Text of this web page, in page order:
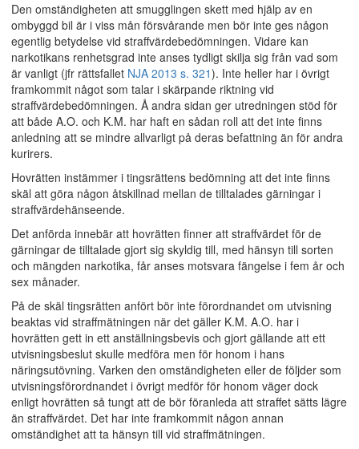
Den omständigheten att smugglingen skett med hjälp av en
ombyggd bil är i viss mån försvårande men bör inte ges någon
egentlig betydelse vid straffvärdebedömningen. Vidare kan
narkotikans renhetsgrad inte anses tydligt skilja sig från vad som
är vanligt (jfr rättsfallet NJA 2013 s. 321). Inte heller har i övrigt
framkommit något som talar i skärpande riktning vid
straffvärdebedömningen. Å andra sidan ger utredningen stöd för
att både A.O. och K.M. har haft en sådan roll att det inte finns
anledning att se mindre allvarligt på deras befattning än för andra
kurirers.
Hovrätten instämmer i tingsrättens bedömning att det inte finns
skäl att göra någon åtskillnad mellan de tilltalades gärningar i
straffvärdehänseende.
Det anförda innebär att hovrätten finner att straffvärdet för de
gärningar de tilltalade gjort sig skyldig till, med hänsyn till sorten
och mängden narkotika, får anses motsvara fängelse i fem år och
sex månader.
På de skäl tingsrätten anfört bör inte förordnandet om utvisning
beaktas vid straffmätningen när det gäller K.M. A.O. har i
hovrätten gett in ett anställningsbevis och gjort gällande att ett
utvisningsbeslut skulle medföra men för honom i hans
näringsutövning. Varken den omständigheten eller de följder som
utvisningsförordnandet i övrigt medför för honom väger dock
enligt hovrätten så tungt att de bör föranleda att straffet sätts lägre
än straffvärdet. Det har inte framkommit någon annan
omständighet att ta hänsyn till vid straffmätningen.